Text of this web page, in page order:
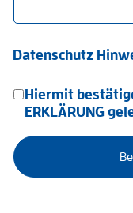
Datenschutz
Hiermit
ERKLÄRUNG